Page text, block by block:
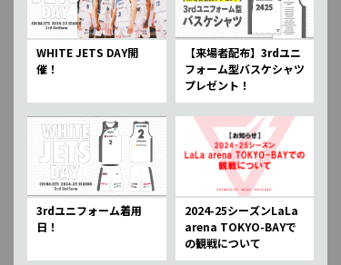
WHITE JETS DAY開
催！
【来場者配布】3rdユニ
フォーム型バスケシャツ
プレゼント！
3rdユニフォーム着用
日！
2024-25シーズンLaLa
arena TOKYO-BAYで
の観戦について